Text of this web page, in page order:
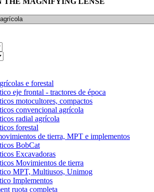
e forestal
eje frontal - tractores de época
motocultores, compactos
convencional agrícola
radial agrícola
forestal
de tierra, MPT e implementos
BobCat
Excavadoras
Movimientos de tierra
MPT, Multiusos, Unimog
Implementos
ruota completa